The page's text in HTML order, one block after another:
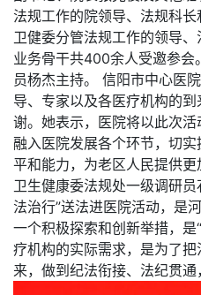
法规工作的院领导、法规科
卫健委分管法规工作的领导
业务骨干共400余人受邀参
员杨杰主持。 信阳市中心医
导、专家以及各医疗机构的
谢。她表示，医院将以此次
融入医院发展各个环节，切
平和能力，为老区人民提供
卫生健康委法规处一级调研
法治行”送法进医院活动，是
一个积极探索和创新举措，是
疗机构的实际需求，是为了
来，做到纪法衔接、法纪贯通